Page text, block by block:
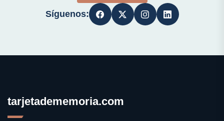
Síguenos:
tarjetadememoria.com